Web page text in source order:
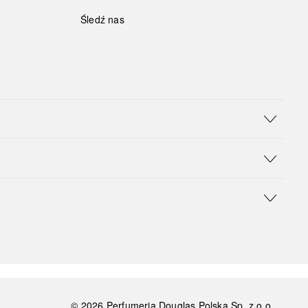
Śledź nas
© 2026 Perfumeria Douglas Polska Sp. z o.o.